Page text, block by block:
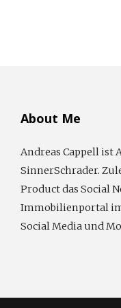
About Me
Andreas Cappell ist
SinnerSchrader.
Product das Social
Immobilienportal
Social Media und